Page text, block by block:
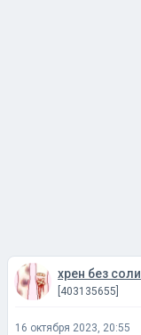
хрен без соли
[403135655]
16 октября 2023, 20:55